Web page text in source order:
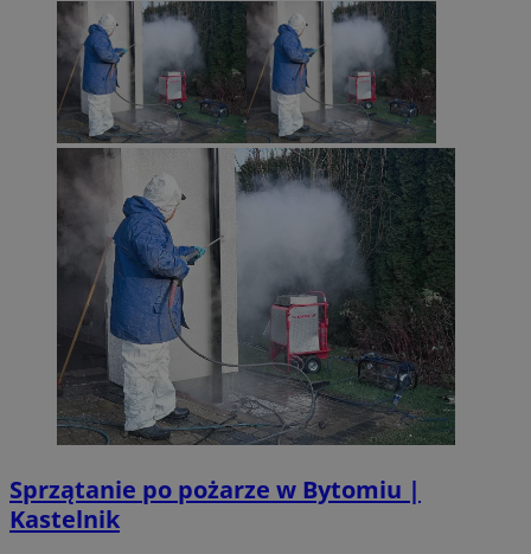
Sprzątanie po pożarze w Bytomiu |
Kastelnik